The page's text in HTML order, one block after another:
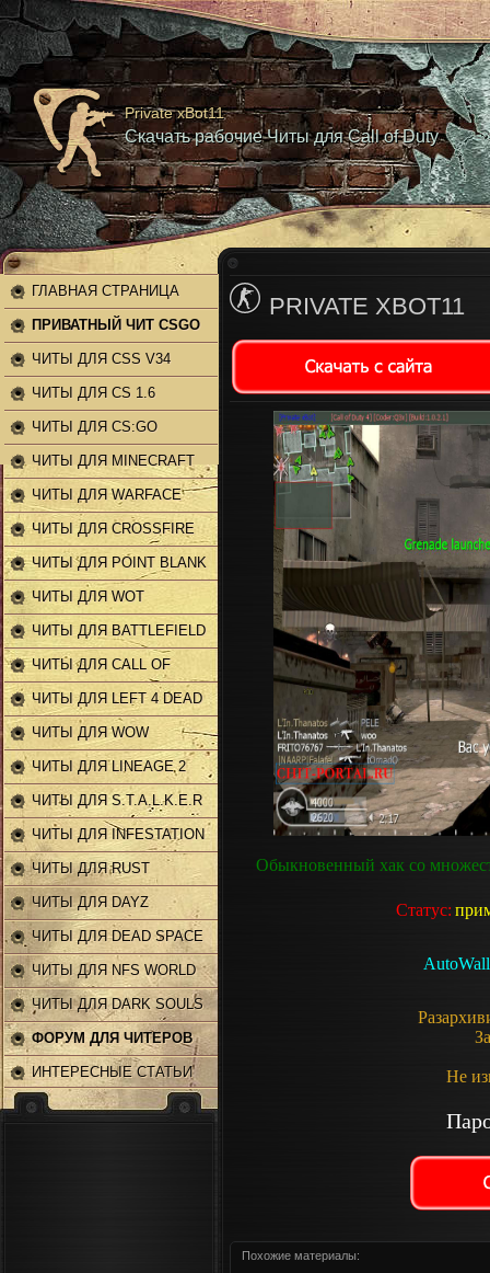
Private xBot11
Скачать рабочие Читы для Call of Duty
ГЛАВНАЯ СТРАНИЦА
ПРИВАТНЫЙ ЧИТ CSGO
ЧИТЫ ДЛЯ CSS V34
ЧИТЫ ДЛЯ CS 1.6
ЧИТЫ ДЛЯ CS:GO
ЧИТЫ ДЛЯ MINECRAFT
ЧИТЫ ДЛЯ WARFACE
ЧИТЫ ДЛЯ CROSSFIRE
ЧИТЫ ДЛЯ POINT BLANK
ЧИТЫ ДЛЯ WOT
ЧИТЫ ДЛЯ BATTLEFIELD
ЧИТЫ ДЛЯ CALL OF
DUTY
ЧИТЫ ДЛЯ LEFT 4 DEAD
2
ЧИТЫ ДЛЯ WOW
ЧИТЫ ДЛЯ LINEAGE 2
ЧИТЫ ДЛЯ S.T.A.L.K.E.R
ЧИТЫ ДЛЯ INFESTATION
ЧИТЫ ДЛЯ RUST
ЧИТЫ ДЛЯ DAYZ
ЧИТЫ ДЛЯ DEAD SPACE
2
ЧИТЫ ДЛЯ NFS WORLD
ЧИТЫ ДЛЯ DARK SOULS
2
ФОРУМ ДЛЯ ЧИТЕРОВ
ИНТЕРЕСНЫЕ СТАТЬИ
PRIVATE XBOT11
Обыкновенный хак со
Статус:
AutoWall
Не
Похожие материалы: